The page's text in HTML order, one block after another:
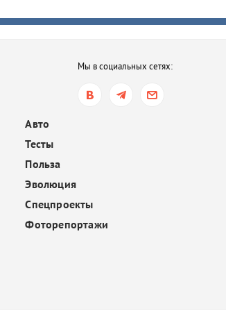
вчера, 14:45
— древних жителей
вчера, 14:45
Мы в социальных сетях:
Авто
Тесты
Польза
Эволюция
Спецпроекты
Фоторепортажи